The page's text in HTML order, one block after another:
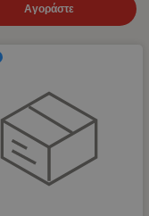
Αγοράστε